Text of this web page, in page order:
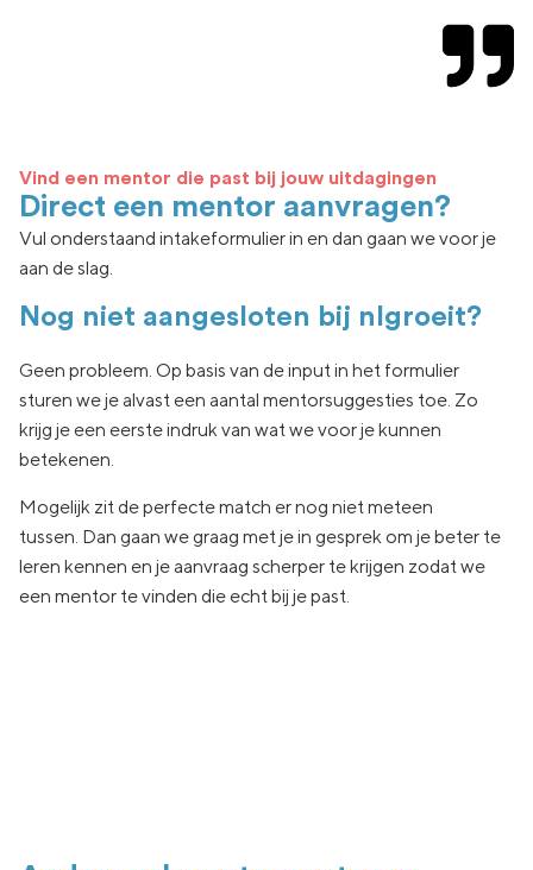
Vind een mentor die past bij jouw uitdagingen
Direct een mentor aanvragen?
Vul onderstaand intakeformulier in en dan gaan we voor je
aan de slag.
Nog niet aangesloten bij nlgroeit?
Geen probleem. Op basis van de input in het formulier
sturen we je alvast een aantal mentorsuggesties toe. Zo
krijg je een eerste indruk van watwe voor je kunnen
betekenen.
Mogelijk zit deperfecte match er nog niet meteen
tussen. Dan gaan we graag met je in gesprek om je beter te
leren kennen en je aanvraag scherper te krijgen zodat we
een mentor te vinden die echt bij je past.